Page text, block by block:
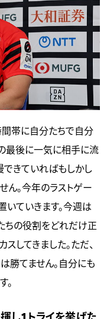
帯に自分たちで自分
最後に一気に相手に流
できていればもしかし
ん。今年のラストゲー
いていきます。今週は
ちの役割をどれだけ正
してきました。ただ、
勝てません。自分にも
。